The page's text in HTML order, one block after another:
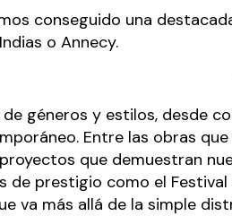
conseguido una
o Annecy.
géneros y estilos, desde
Entre las obras
que demuestran
prestigio como el
va más allá de la simple